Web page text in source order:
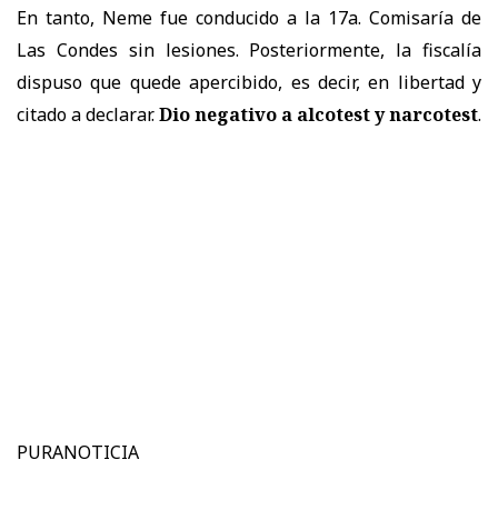
En tanto, Neme fue conducido a la 17a. Comisaría de
Las Condes sin lesiones. Posteriormente, la fiscalía
dispuso que quede apercibido, es decir, en libertad y
citado a declarar.Dio negativo a alcotest y narcotest.
PURANOTICIA